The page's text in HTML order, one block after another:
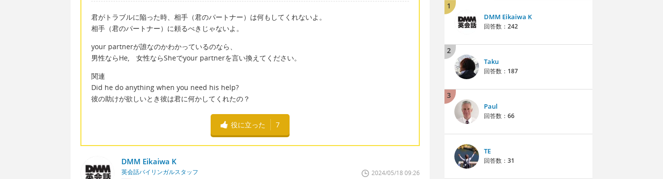
君がトラブルに陥った時、相手（君のパートナー）は何もしてくれないよ。
相手（君のパートナー）に頼るべきじゃないよ。
your partnerが誰なのかわかっているのなら、
男性ならHe, 女性ならSheでyour partnerを言い換えてください。
関連
Did he do anything when you need his help?
彼の助けが欲しいとき彼は君に何かしてくれたの？
役に立った 7
DMM Eikaiwa K
英会話バイリンガルスタッフ 2024/05/18 09:26
1
DMM Eikaiwa K
回答数： 242
2
Taku
回答数： 187
3
Paul
回答数： 66
TE
回答数： 31